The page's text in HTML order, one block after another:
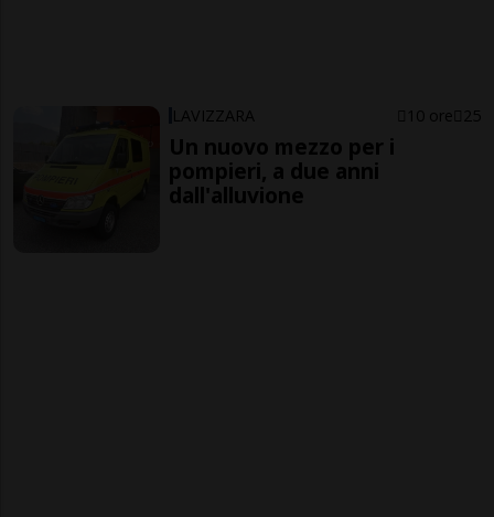
LAVIZZARA 10 ore 25
Un nuovo mezzo per i
pompieri, a due anni
dall'alluvione